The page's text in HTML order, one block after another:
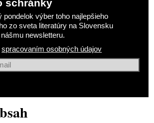
schránky
pondelok výber toho najlepšieho
zo sveta literatúry na Slovensku
newsletteru.
spracovaním osobných údajov